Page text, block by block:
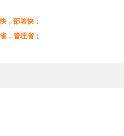
，部署快；
，管理省；